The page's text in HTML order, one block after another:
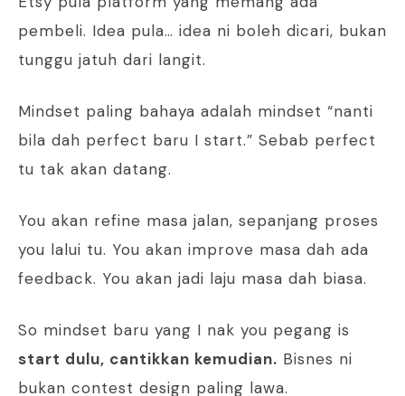
pembeli. Idea pula… idea ni boleh dicari, bukan
tunggu jatuh dari langit.
Mindset paling bahaya adalah mindset “nanti
bila dah perfect baru I start.” Sebab perfect
tu tak akan datang.
You akan refine masa jalan, sepanjang proses
you lalui tu. You akan improve masa dah ada
feedback. You akan jadi laju masa dah biasa.
So mindset baru yang I nak you pegang is
start dulu, cantikkan kemudian. Bisnes ni
bukan contest design paling lawa.